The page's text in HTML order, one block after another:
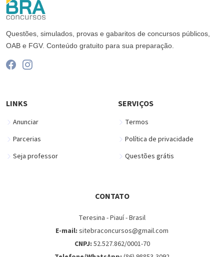
Questões, simulados, provas e gabaritos de concursos públicos,
OAB e FGV. Conteúdo gratuito para sua preparação.
LINKS
Anunciar
Parcerias
Seja professor
SERVIÇOS
Termos
Política de privacidade
Questões grátis
CONTATO
Teresina - Piauí - Brasil
E-mail: sitebraconcursos@gmail.com
CNPJ: 52.527.862/0001-70